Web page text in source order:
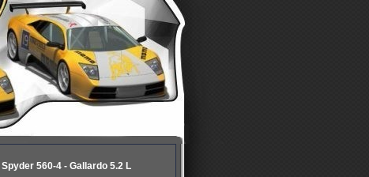
Spyder 560-4 - Gallardo 5.2 L